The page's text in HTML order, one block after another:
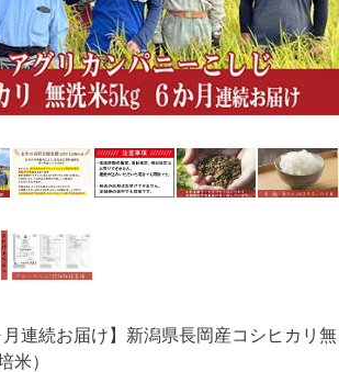
月連続お届け】新潟県長岡産コシヒカリ無
米）